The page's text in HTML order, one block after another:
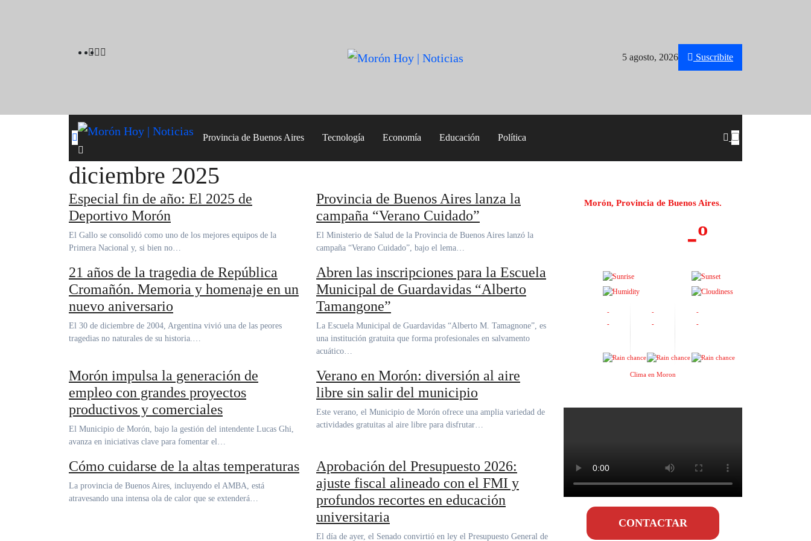
5 agosto, 2026 Suscribite
Provincia de Buenos Aires Tecnología Economía Educación Política
diciembre 2025
Especial fin de año: El 2025 de
Deportivo Morón
El Gallo se consolidó como uno de los mejores equipos de la
Primera Nacional y, si bien no…
Provincia de Buenos Aires lanza la
campaña “Verano Cuidado”
El Ministerio de Salud de la Provincia de Buenos Aires lanzó la
campaña “Verano Cuidado”, bajo el lema…
21 años de la tragedia de República
Cromañón. Memoria y homenaje en un
nuevo aniversario
El 30 de diciembre de 2004, Argentina vivió una de las peores
tragedias no naturales de su historia.…
Abren las inscripciones para la Escuela
Municipal de Guardavidas “Alberto
Tamangone”
La Escuela Municipal de Guardavidas “Alberto M. Tamagnone”, es
una institución gratuita que forma profesionales en salvamento
acuático…
Morón impulsa la generación de
empleo con grandes proyectos
productivos y comerciales
El Municipio de Morón, bajo la gestión del intendente Lucas Ghi,
avanza en iniciativas clave para fomentar el…
Verano en Morón: diversión al aire
libre sin salir del municipio
Este verano, el Municipio de Morón ofrece una amplia variedad de
actividades gratuitas al aire libre para disfrutar…
Cómo cuidarse de la altas temperaturas
La provincia de Buenos Aires, incluyendo el AMBA, está
atravesando una intensa ola de calor que se extenderá…
Aprobación del Presupuesto 2026:
ajuste fiscal alineado con el FMI y
profundos recortes en educación
universitaria
El día de ayer, el Senado convirtió en ley el Presupuesto General de
Morón, Provincia de Buenos Aires.
-º
-
-
-
-
-
-
-
-
-
-
-
-
-
Clima en Moron
CONTACTAR